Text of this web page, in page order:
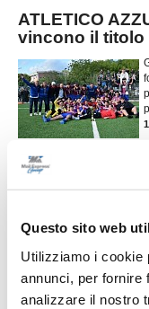
Questo sito web
Utilizziamo i cookie
annunci, per fornire
analizzare il nostro
ATLETICO
vincono il titolo
CASTEL DI
ferma, per il secondo anno
Castel di Lama celebra un
prestigio: la
Pulcini. Un traguardo
società tra le eccellenze